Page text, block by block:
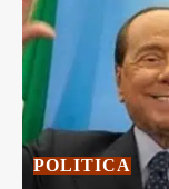
POLITICA